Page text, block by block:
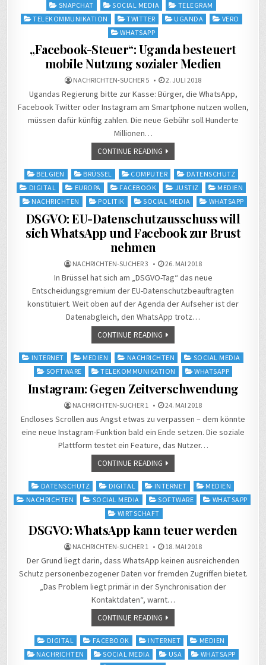
SNAPCHAT
SOCIAL MEDIA
TELEGRAM
TELEKOMMUNIKATION
TWITTER UGANDA
VERO
WHATSAPP
„Facebook-Steuer“: Uganda besteuert
mobile Nutzung sozialer Medien
NACHRICHTEN-SUCHER 5 2. JULI 2018
Ugandas Regierung bitte zur Kasse: Bürger, die WhatsApp,
Facebook Twitter oder Instagram am Smartphone nutzen wollen,
müssen dafür künftig zahlen. Die neue Gebühr soll Hunderte
Millionen…
CONTINUE READING
Posted
in
BELGIEN BRÜSSEL COMPUTER
DATENSCHUTZ
DIGITAL
EUROPA FACEBOOK JUSTIZ
MEDIEN
NACHRICHTEN
POLITIK SOCIAL MEDIA WHATSAPP
DSGVO: EU-Datenschutzausschuss will
sich WhatsApp und Facebook zur Brust
nehmen
NACHRICHTEN-SUCHER 3 26. MAI 2018
In Brüssel hat sich am „DSGVO-Tag“ das neue
Entscheidungsgremium der EU-Datenschutzbeauftragten
konstituiert. Weit oben auf der Agenda der Aufseher ist der
Datenabgleich, den WhatsApp trotz…
CONTINUE READING
Posted
INTERNET MEDIEN NACHRICHTEN
SOCIAL MEDIA
SOFTWARE
TELEKOMMUNIKATION WHATSAPP
Instagram: Gegen Zeitverschwendung
NACHRICHTEN-SUCHER 1 24. MAI 2018
Endloses Scrollen aus Angst etwas zu verpassen – dem könnte
eine neue Instagram-Funktion bald ein Ende setzen. Die soziale
Plattform testet ein Feature, das Nutzer…
CONTINUE READING
Posted
in
DATENSCHUTZ DIGITAL INTERNET
MEDIEN
NACHRICHTEN
SOCIAL MEDIA SOFTWARE
WHATSAPP
WIRTSCHAFT
DSGVO: WhatsApp kann teuer werden
NACHRICHTEN-SUCHER 1 18. MAI 2018
Der Grund liegt darin, dass WhatsApp keinen ausreichenden
Schutz personenbezogener Daten vor fremden Zugriffen bietet.
„Das Problem liegt primär in der Synchronisation der
Kontaktdaten“, warnt…
CONTINUE READING
Posted
in
DIGITAL FACEBOOK INTERNET
MEDIEN
NACHRICHTEN
SOCIAL MEDIA USA
WHATSAPP